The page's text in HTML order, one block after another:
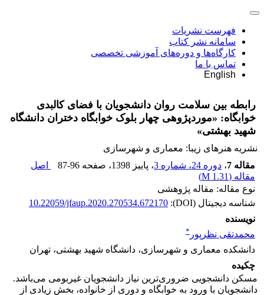
فهرست نشریات
سامانه نشر کتاب
کارگاه‌ها و دوره‌های آموزشی تخصصی
تماس با ما
English
رابطه بین سلامت روان دانشجویان با فضای کالبدی
خوابگاه: «موردپژوهی چهار بلوک خوابگاه دختران دانشگاه
شهید بهشتی»
نشریه هنرهای زیبا: معماری و شهرسازی
مقاله 7
، دوره 24، شماره 3 ، پاییز 1398 ، صفحه 87-96
اصل
مقاله (1.31 M
)
نوع مقاله: مقاله پژوهشی
شناسه دیجیتال (DOI):
10.22059/jfaup.2020.270534.672170
نویسنده
محمدتقی نظرپور *
دانشکده معماری و شهرسازی، دانشگاه شهید بهشتی، تهران
چکیده
مسکن دانشجویی ضروری‌ترین نیاز دانشجویان غیربومی می‌باشد.
دانشجویان با ورود به خوابگاه و دوری از خانواده، بخش زیادی از